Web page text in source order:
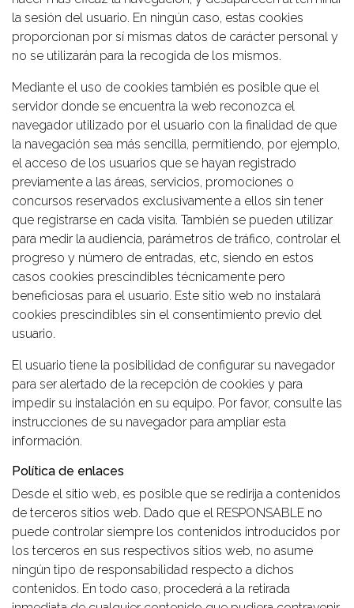
la sesión del usuario. En ningún caso, estas cookies
proporcionan por sí mismas datos de carácter personal y
no se utilizarán para la recogida de los mismos.
Mediante el uso de cookies también es posible que el
servidor donde se encuentra la web reconozca el
navegador utilizado por el usuario con la finalidad de que
la navegación sea más sencilla, permitiendo, por ejemplo,
el acceso de los usuarios que se hayan registrado
previamente a las áreas, servicios, promociones o
concursos reservados exclusivamente a ellos sin tener
que registrarse en cada visita. También se pueden utilizar
para medir la audiencia, parámetros de tráfico, controlar el
progreso y número de entradas, etc, siendo en estos
casos cookies prescindibles técnicamente pero
beneficiosas para el usuario. Este sitio web no instalará
cookies prescindibles sin el consentimiento previo del
usuario.
El usuario tiene la posibilidad de configurar su navegador
para ser alertado de la recepción de cookies y para
impedir su instalación en su equipo. Por favor, consulte las
instrucciones de su navegador para ampliar esta
información.
Política de enlaces
Desde el sitio web, es posible que se redirija a contenidos
de terceros sitios web. Dado que el RESPONSABLE no
puede controlar siempre los contenidos introducidos por
los terceros en sus respectivos sitios web, no asume
ningún tipo de responsabilidad respecto a dichos
contenidos. En todo caso, procederá a la retirada